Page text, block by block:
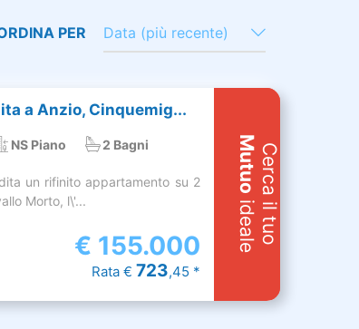
PER Data (più recente)
a Anzio, Cinquemig...
NS Piano 2 Bagni
un rifinito appartamento su 2
Morto, l\'...
€ 155.000
Rata € 723,45 *
Cerca il tuo
Mutuo
ideale